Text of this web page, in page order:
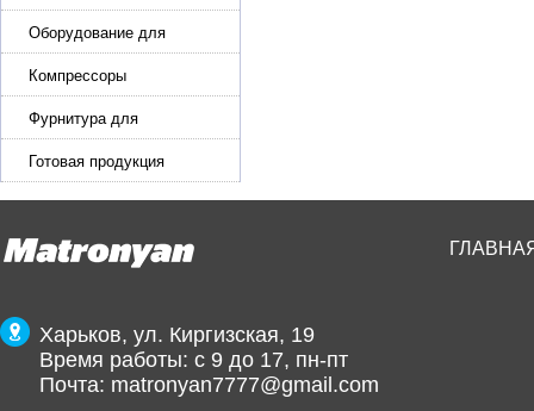
машины для кожи, обуви
Оборудование для
производства и резки
эластичной ленты и стропы
Компрессоры
Фурнитура для
производства ремней
Готовая продукция
Харьков, ул. Киргизская, 19
Время работы: с 9 до 17, пн-пт
Почта: matronyan7777@gmail.com